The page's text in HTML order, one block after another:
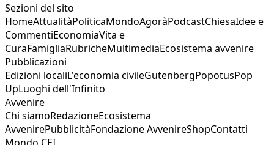
Sezioni del sito
HomeAttualitàPoliticaMondoAgoràPodcastChiesaIdee e
CommentiEconomiaVita e
CuraFamigliaRubricheMultimediaEcosistema avvenire
Pubblicazioni
Edizioni localiL'economia civileGutenbergPopotusPop
UpLuoghi dell'Infinito
Avvenire
Chi siamoRedazioneEcosistema
AvvenirePubblicitàFondazione AvvenireShopContatti